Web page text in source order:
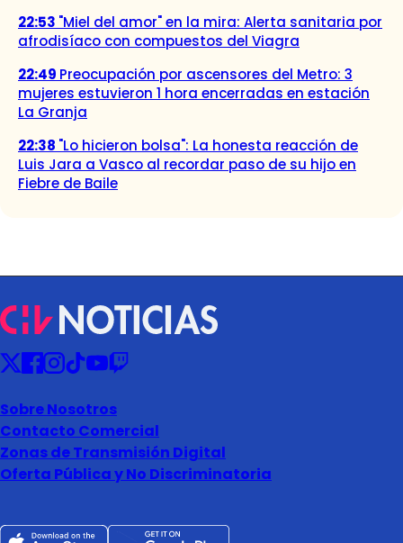
22:53 "Miel del amor" en la mira: Alerta sanitaria por
afrodisíaco con compuestos del Viagra
22:49 Preocupación por ascensores del Metro: 3
mujeres estuvieron 1 hora encerradas en estación
La Granja
22:38 "Lo hicieron bolsa": La honesta reacción de
Luis Jara a Vasco al recordar paso de su hijo en
Fiebre de Baile
Sobre Nosotros
Contacto Comercial
Zonas de Transmisión Digital
Oferta Pública y No Discriminatoria